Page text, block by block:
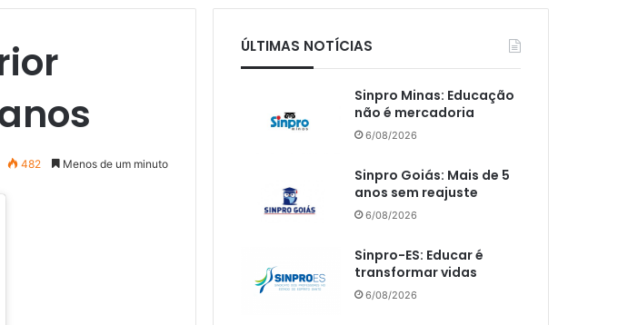
482 Menos de um minuto
ÚLTIMAS NOTÍCIAS
Sinpro Minas: Educação
não é mercadoria
6/08/2026
Sinpro Goiás: Mais de 5
anos sem reajuste
6/08/2026
Sinpro-ES: Educar é
transformar vidas
6/08/2026